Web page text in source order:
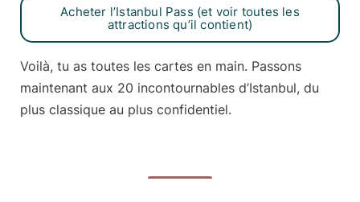
Acheter l’Istanbul Pass (et voir toutes les
attractions qu’il contient)
Voilà, tu as toutes les cartes en main. Passons
maintenant aux 20 incontournables d’Istanbul, du
plus classique au plus confidentiel.